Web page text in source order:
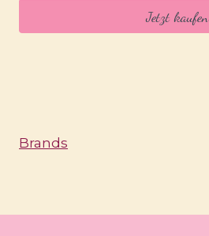
Jetzt kaufen
Brands